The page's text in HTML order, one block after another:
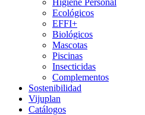
Higiene Personal
Ecológicos
EFFI+
Biológicos
Mascotas
Piscinas
Insecticidas
Complementos
Sostenibilidad
Vijuplan
Catálogos